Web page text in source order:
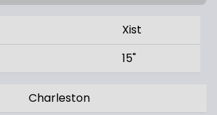
Xist
15"
Charleston